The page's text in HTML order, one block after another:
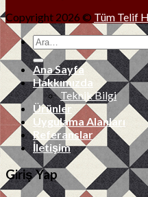
Copyright 2026 © Tüm Telif
Ana Sayfa
Hakkımızda
Teknik Bilgi
Ürünler
Uygulama Alanları
Referanslar
İletişim
Giriş Yap